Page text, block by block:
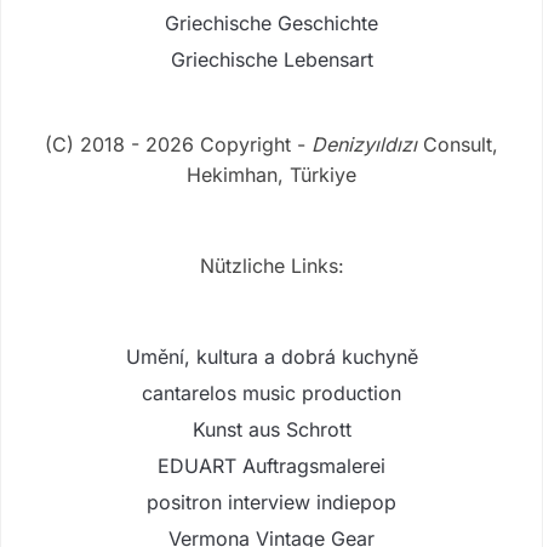
Griechische Geschichte
Griechische Lebensart
(C) 2018 - 2026 Copyright - DenizyıldızıConsult,
Hekimhan, Türkiye
Nützliche Links:
Umění, kultura a dobrá kuchyně
cantarelos music production
Kunst aus Schrott
EDUART Auftragsmalerei
positron interview indiepop
Vermona Vintage Gear